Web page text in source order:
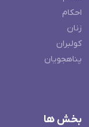
احکام
زنان
کولبران
پناهجویان
بخش ها